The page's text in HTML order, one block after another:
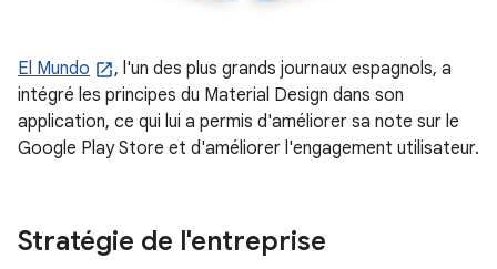
El Mundo
, l'un des plus grands journaux espagnols, a
intégré les principes du Material Design dans son
application, ce qui lui a permis d'améliorer sa note sur le
Google Play Store et d'améliorer l'engagement utilisateur.
Stratégie de l'entreprise